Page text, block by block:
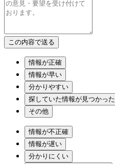
情報が正確
情報が早い
分かりやすい
探していた情報が見つかった
その他
情報が不正確
情報が遅い
分かりにくい